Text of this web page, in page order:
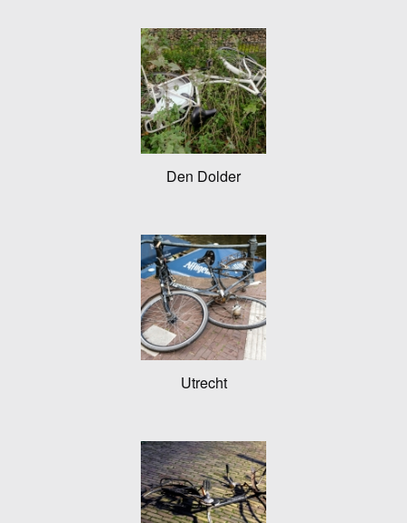
Den Dolder
Utrecht